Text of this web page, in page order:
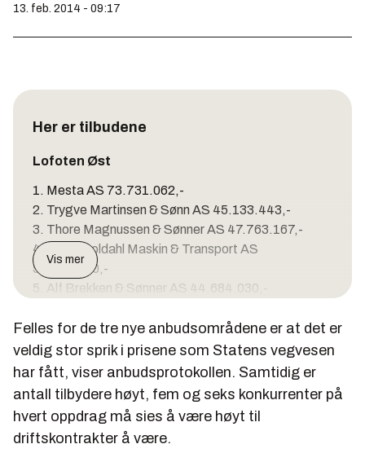
13. feb. 2014 - 09:17
Her er tilbudene
Lofoten Øst
1. Mesta AS 73.731.062,-
2. Trygve Martinsen & Sønn AS 45.133.443,-
3. Thore Magnussen & Sønner AS 47.763.167,-
4. Ståle Holdahl Maskin & Transport AS
59.186.900,-
5. Alf Brekken & Sønner AS 44.684.030,-
1. Alf Brekken & Sønner AS 67.899.706,-
2. Mesta AS 69.747.395,99
3. Trygve Martinsen & Sønn AS 55.758.333,-
4. Thore Magnussen & Sønn AS 52.906.689,-
5. Ståle Holdahl Maskin og Transport AS
76.626.045,-
Vis mer
Felles for de tre nye anbudsområdene er at det er
veldig stor sprik i prisene som Statens vegvesen
har fått, viser anbudsprotokollen. Samtidig er
antall tilbydere høyt, fem og seks konkurrenter på
hvert oppdrag må sies å være høyt til
driftskontrakter å være.